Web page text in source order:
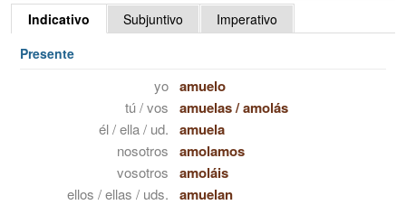
Indicativo Subjuntivo
Imperativo
Presente
yo amuelo
tú / vos amuelas/amolás
él / ella / ud. amuela
nosotros amolamos
vosotros amoláis
ellos / ellas / uds. amuelan